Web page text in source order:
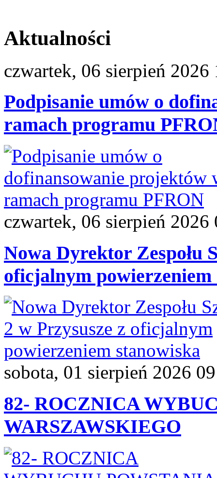
Aktualności
czwartek, 06 sierpień 2026
Podpisanie umów o
ramach programu
czwartek, 06 sierpień 2026
Nowa Dyrektor Zespołu
oficjalnym powierzeniem
sobota, 01 sierpień 2026
82- ROCZNICA
WARSZAWSKIEGO